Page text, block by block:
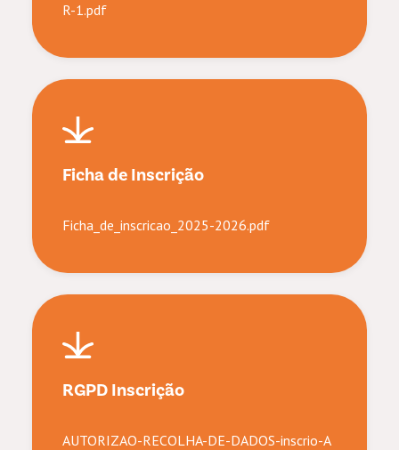
R-1.pdf
Ficha de Inscrição
Ficha_de_inscricao_2025-2026.pdf
RGPD Inscrição
AUTORIZAO-RECOLHA-DE-DADOS-inscrio-A